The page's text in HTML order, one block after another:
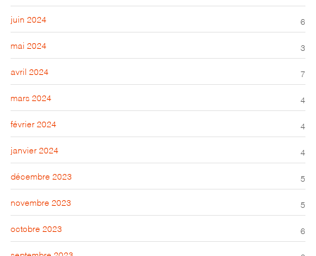
juin 2024 6
mai 2024 3
avril 2024 7
mars 2024 4
février 2024 4
janvier 2024 4
décembre 2023 5
novembre 2023 5
octobre 2023 6
septembre 2023